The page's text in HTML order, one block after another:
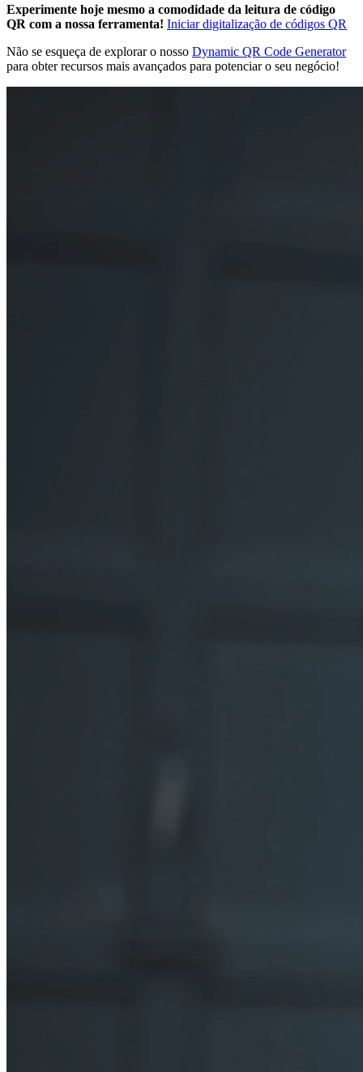
Experimente hoje mesmo a comodidade da leitura de código
QR com a nossa ferramenta! Iniciar digitalização de códigos QR
Não se esqueça de explorar o nosso Dynamic QR Code Generator
para obter recursos mais avançados para potenciar o seu negócio!